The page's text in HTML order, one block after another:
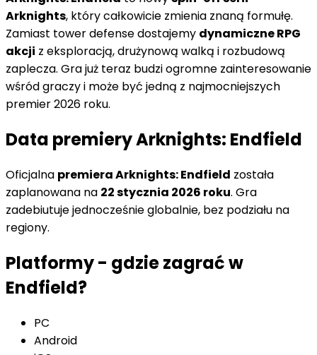
Arknights, który całkowicie zmienia znaną formułę.
Zamiast tower defense dostajemy dynamiczne RPG
akcji z eksploracją, drużynową walką i rozbudową
zaplecza. Gra już teraz budzi ogromne zainteresowanie
wśród graczy i może być jedną z najmocniejszych
premier 2026 roku.
Data premiery Arknights: Endfield
Oficjalna premiera Arknights: Endfield została
zaplanowana na 22 stycznia 2026 roku. Gra
zadebiutuje jednocześnie globalnie, bez podziału na
regiony.
Platformy - gdzie zagrać w
Endfield?
PC
Android